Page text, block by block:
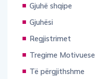
Gjuhë shqipe
Gjuhësi
Regjistrimet
Tregime Motivuese
Të përgjithshme